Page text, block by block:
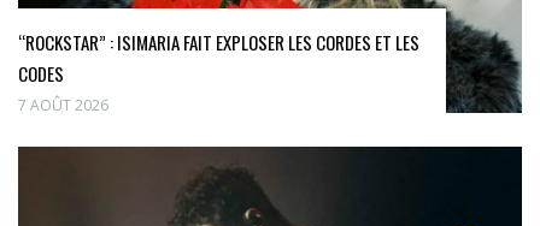
“ROCKSTAR” : ISIMARIA FAIT EXPLOSER LES CORDES ET LES
CODES
7 AOÛT 2026